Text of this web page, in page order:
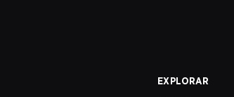
EXPLORAR